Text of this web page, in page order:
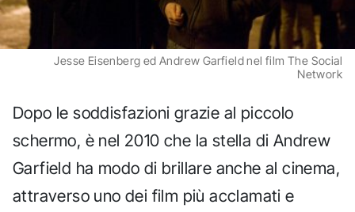
Jesse Eisenberg ed Andrew Garfield nel film The Social
Network
Dopo le soddisfazioni grazie al piccolo
schermo, è nel 2010 che la stella di Andrew
Garfield ha modo di brillare anche al cinema,
attraverso uno dei film più acclamati e